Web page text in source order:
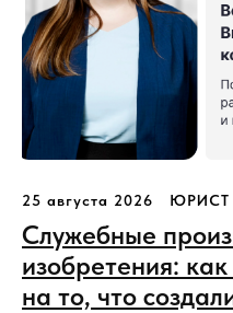
25 августа 2026 ЮРИСТ
Служебные
изобретения:
на то, что